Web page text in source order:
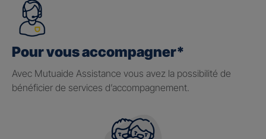
Pour vous accompagner*
Avec Mutuaide Assistance vous avez la possibilité de
bénéficier de services d’accompagnement.